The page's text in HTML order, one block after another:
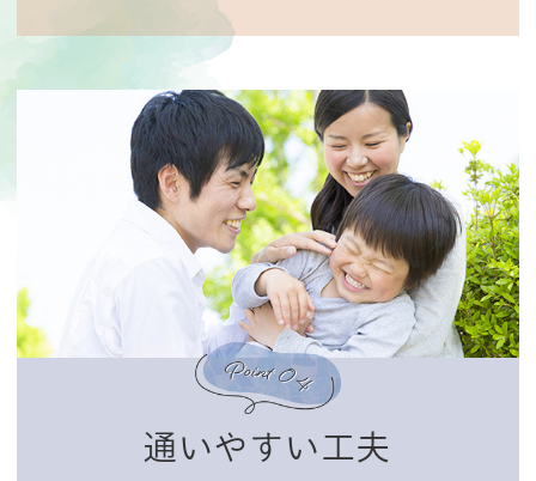
通いやすい工夫